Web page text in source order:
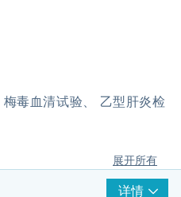
毒血清试验、 乙型肝炎检
展开所有
详情